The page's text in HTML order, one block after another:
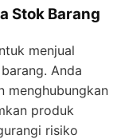
Stok Barang
menjual
Anda
menghubungkan
produk
risiko